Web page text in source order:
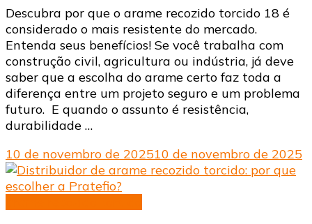
Descubra por que o arame recozido torcido 18 é
considerado o mais resistente do mercado.
Entenda seus benefícios! Se você trabalha com
construção civil, agricultura ou indústria, já deve
saber que a escolha do arame certo faz toda a
diferença entre um projeto seguro e um problema
futuro. E quando o assunto é resistência,
durabilidade …
10 de novembro de 202510 de novembro de 2025